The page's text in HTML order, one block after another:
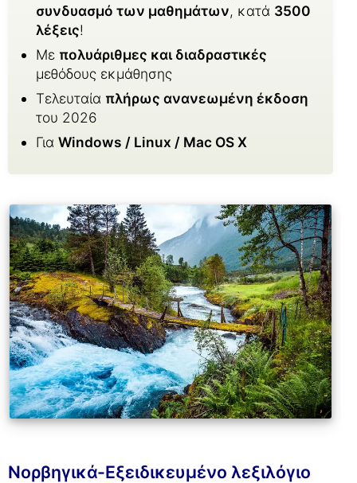
συνδυασμό των μαθημάτων, κατά 3500
λέξεις!
Με πολυάριθμες και διαδραστικές
μεθόδους εκμάθησης
Τελευταία πλήρως ανανεωμένη έκδοση
του 2026
Για Windows / Linux / Mac OS X
Νορβηγικά-Εξειδικευμένο λεξιλόγιο